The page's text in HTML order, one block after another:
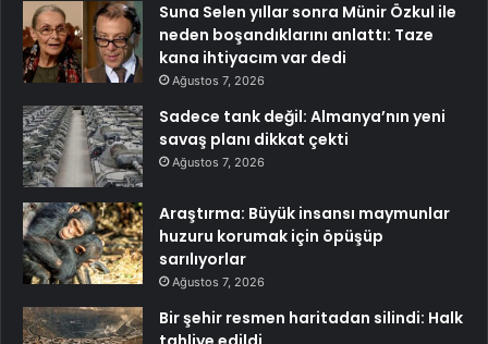
Suna Selen yıllar sonra Münir Özkul ile
neden boşandıklarını anlattı: Taze
kana ihtiyacım var dedi
Ağustos 7, 2026
Sadece tank değil: Almanya’nın yeni
savaş planı dikkat çekti
Ağustos 7, 2026
Araştırma: Büyük insansı maymunlar
huzuru korumak için öpüşüp
sarılıyorlar
Ağustos 7, 2026
Bir şehir resmen haritadan silindi: Halk